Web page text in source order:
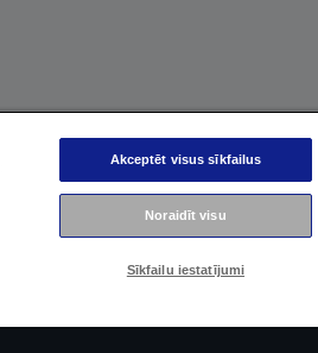
EU Data Act Compliance
Epson apņemšanās pieejamības
Autortiesības (c) 2026 Seiko
Akceptēt visus sīkfailus
Noraidīt visu
Sīkfailu iestatījumi